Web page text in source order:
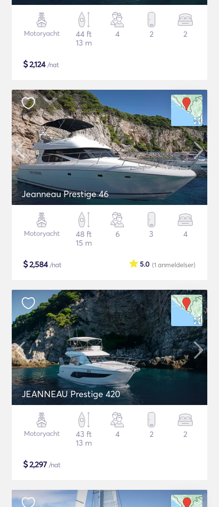
Motoryacht
44 ft
13 m
4 2 2
$2,124/nat
Jeanneau Prestige 46
Motoryacht
48 ft
15 m
6 3 4
$2,584/nat (1 anmeldelser)
5.0
JEANNEAU Prestige 420
Motoryacht
43 ft
13 m
4 2 2
$2,297 /nat